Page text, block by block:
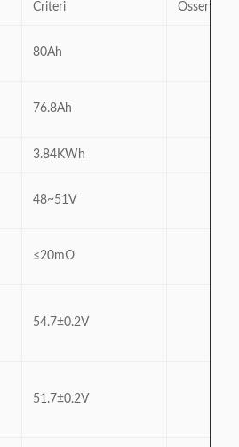
Criteri
80Ah
76.8Ah
3.84KWh
48~51V
≤20mΩ
54.7±0.2V
51.7±0.2V